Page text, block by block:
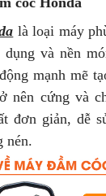
là loại máy
dụng và nền
mạnh mẽ
nên cứng và
đơn giản, dễ
nén.